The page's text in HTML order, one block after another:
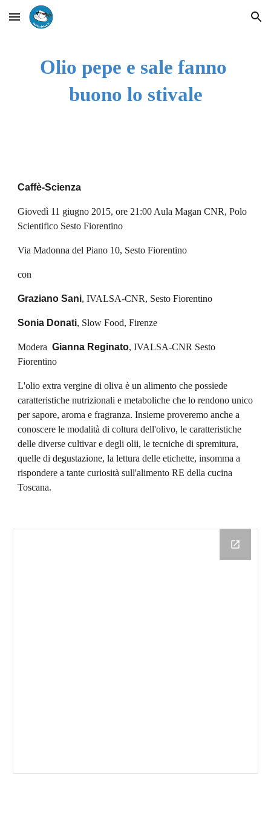
Skip to main content Skip to navigation
Olio pepe e sale fanno
buono lo stivale
Caffè-Scienza
Giovedì 11 giugno 2015, ore 21:00 Aula Magan CNR, Polo
Scientifico Sesto Fiorentino
Via Madonna del Piano 10, Sesto Fiorentino
con
Graziano Sani, IVALSA-CNR, Sesto Fiorentino
Sonia Donati, Slow Food, Firenze
Modera Gianna Reginato, IVALSA-CNR Sesto
Fiorentino
L'olio extra vergine di oliva è un alimento che possiede
caratteristiche nutrizionali e metaboliche che lo rendono unico
per sapore, aroma e fragranza. Insieme proveremo anche a
conoscere le modalità di coltura dell'olivo, le caratteristiche
delle diverse cultivar e degli olii, le tecniche di spremitura,
quelle di degustazione, la lettura delle etichette, insomma a
rispondere a tante curiosità sull'alimento RE della cucina
Toscana.